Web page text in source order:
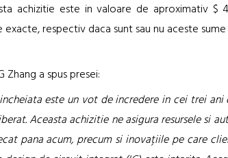
achizitie este in valoare de aproximativ $
exacte, respectiv daca sunt sau nu aceste
Zhang a spus presei:
este un vot de incredere in cei trei
Aceasta achizitie ne asigura resursele si
pana acum, precum si inovațiile pe care